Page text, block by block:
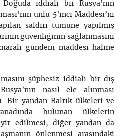
iddialı bir Rusya’nın
ünlü 5’inci Maddesi’ni
saldırı tümüne yapılmış
güvenliğinin sağlanmasını
gündem maddesi haline
şüphesiz iddialı bir dış
nasıl ele alınması
Bir yandan Baltık ülkeleri ve
bulunan ülkelerin
edilmesi, diğer yandan da
önlenmesi arasındaki